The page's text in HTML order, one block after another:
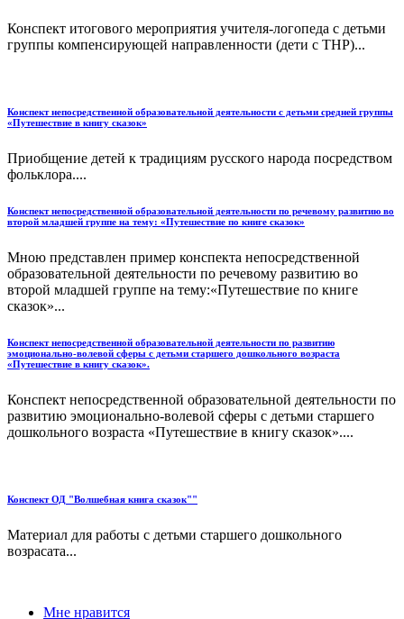
Конспект итогового мероприятия учителя-логопеда с детьми
группы компенсирующей направленности (дети с ТНР)...
Конспект непосредственной образовательной деятельности с детьми средней группы
«Путешествие в книгу сказок»
Приобщение детей к традициям русского народа посредством
фольклора....
Конспект непосредственной образовательной деятельности по речевому развитию во
второй младшей группе на тему: «Путешествие по книге сказок»
Мною представлен пример конспекта непосредственной
образовательной деятельности по речевому развитию во
второй младшей группе на тему:«Путешествие по книге
сказок»...
Конспект непосредственной образовательной деятельности по развитию
эмоционально-волевой сферы с детьми старшего дошкольного возраста
«Путешествие в книгу сказок».
Конспект непосредственной образовательной деятельности по
развитию эмоционально-волевой сферы с детьми старшего
дошкольного возраста «Путешествие в книгу сказок»....
Конспект ОД "Волшебная книга сказок""
Материал для работы с детьми старшего дошкольного
возрасата...
Мне нравится